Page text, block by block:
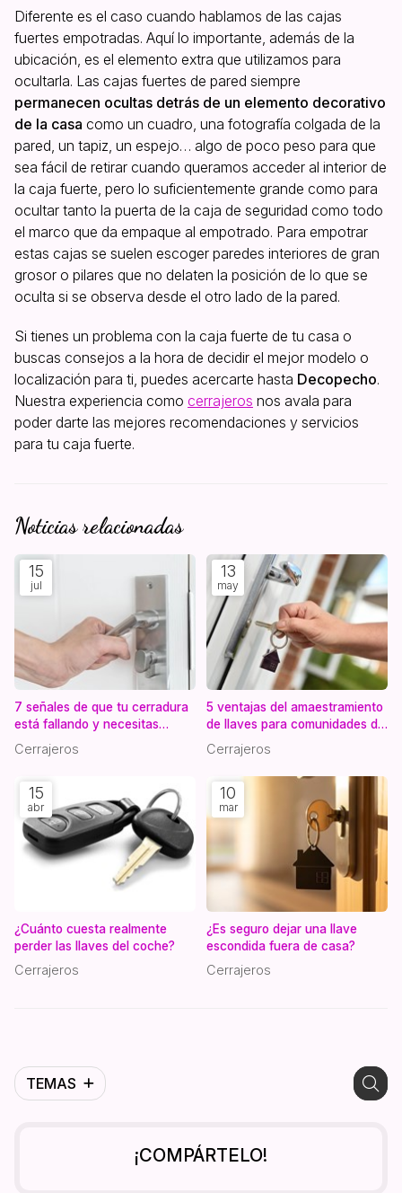
TEMAS
Diferente es el caso cuando hablamos de las cajas
fuertes empotradas. Aquí lo importante, además de la
ubicación, es el elemento extra que utilizamos para
ocultarla. Las cajas fuertes de pared siempre
permanecen ocultas detrás de un elemento decorativo
de la casa como un cuadro, una fotografía colgada de la
pared, un tapiz, un espejo… algo de poco peso para que
sea fácil de retirar cuando queramos acceder al interior de
la caja fuerte, pero lo suficientemente grande como para
ocultar tanto la puerta de la caja de seguridad como todo
el marco que da empaque al empotrado. Para empotrar
estas cajas se suelen escoger paredes interiores de gran
grosor o pilares que no delaten la posición de lo que se
oculta si se observa desde el otro lado de la pared.
Si tienes un problema con la caja fuerte de tu casa o
buscas consejos a la hora de decidir el mejor modelo o
localización para ti, puedes acercarte hasta Decopecho.
Nuestra experiencia como cerrajeros nos avala para
poder darte las mejores recomendaciones y servicios
para tu caja fuerte.
Noticias relacionadas
15
jul
7 señales de que tu cerradura
está fallando y necesitas
cambiarla
Cerrajeros
13
may
5 ventajas del amaestramiento
de llaves para comunidades de
vecinos
Cerrajeros
15
abr
¿Cuánto cuesta realmente
perder las llaves del coche?
Cerrajeros
10
mar
¿Es seguro dejar una llave
escondida fuera de casa?
Cerrajeros
¡COMPÁRTELO!